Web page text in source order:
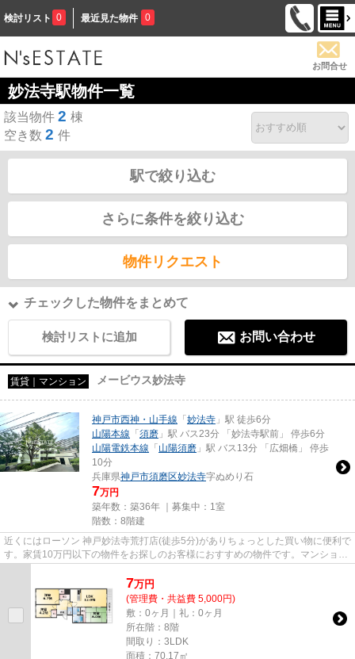
検討リスト 0 最近見た物件 0
お問合せ
妙法寺駅物件一覧
該当物件 2 棟
空き数 2 件
駅で絞り込む
さらに条件を絞り込む
物件リクエスト
チェックした物件をまとめて
検討リストに追加 お問い合わせ
賃貸｜マンション メービウス妙法寺
神戸市西神・山手線 「 妙法寺 」駅 徒歩6分
山陽本線 「 須磨 」駅 バス23分 「妙法寺駅前」 停歩6分
山陽電鉄本線 「 山陽須磨 」駅 バス13分 「広畑橋」 停歩
10分
兵庫県神戸市須磨区妙法寺字ぬめり石
7万円
築年数：築36年 ｜募集中： 1室
階数：8階建
近くにはローソン 神戸妙法寺荒打店(徒歩5分)がありちょっとした買い物に便利で
す。家賃10万円以下の物件をお探しのお客様におすすめの物件です。マンション
7万円
(管理費・共益費 5,000円)
敷：0ヶ月｜礼：0ヶ月
所在階：8階
間取り：3LDK
面積：70.17㎡